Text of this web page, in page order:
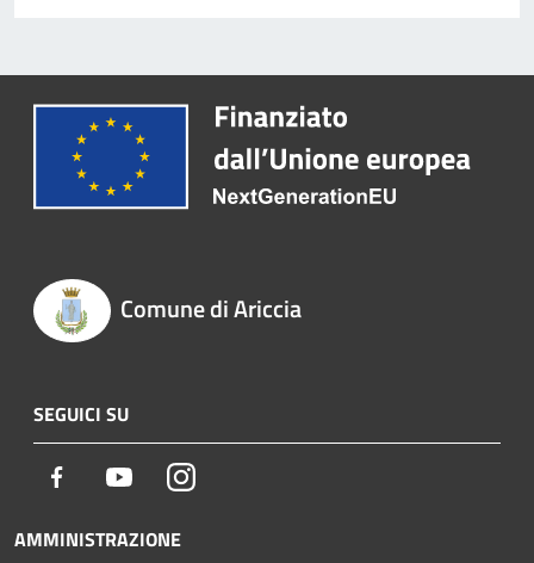
Comune di Ariccia
SEGUICI SU
Facebook YoutubeInstagram
AMMINISTRAZIONE